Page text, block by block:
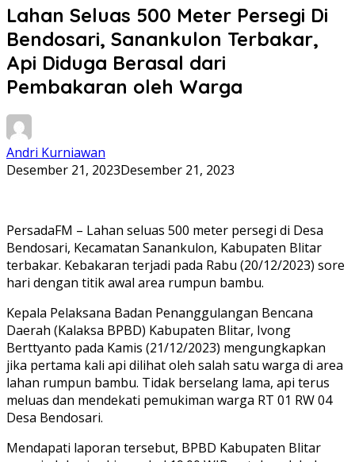
Lahan Seluas 500 Meter Persegi Di
Bendosari, Sanankulon Terbakar,
Api Diduga Berasal dari
Pembakaran oleh Warga
Andri Kurniawan
Desember 21, 2023Desember 21, 2023
PersadaFM – Lahan seluas 500 meter persegi di Desa
Bendosari, Kecamatan Sanankulon, Kabupaten Blitar
terbakar. Kebakaran terjadi pada Rabu (20/12/2023) sore
hari dengan titik awal area rumpun bambu.
Kepala Pelaksana Badan Penanggulangan Bencana
Daerah (Kalaksa BPBD) Kabupaten Blitar, Ivong
Berttyanto pada Kamis (21/12/2023) mengungkapkan
jika pertama kali api dilihat oleh salah satu warga di area
lahan rumpun bambu. Tidak berselang lama, api terus
meluas dan mendekati pemukiman warga RT 01 RW 04
Desa Bendosari.
Mendapati laporan tersebut, BPBD Kabupaten Blitar